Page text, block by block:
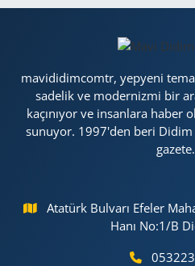
mavididimcomtr, yepyeni
sadelik ve modernizmi bir
kaçınıyor ve insanlara haber
sunuyor. 1997'den beri Didim
Atatürk Bulvarı Efeler
Hanı No:1/B